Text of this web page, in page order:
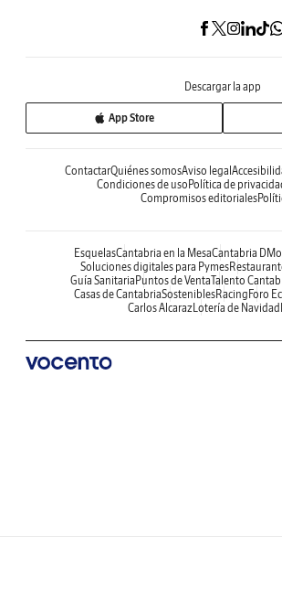
Descargar la app
App Store
ContactarQuiénes somosAviso legal
Condiciones de usoPolítica de
Compromisos editoriales
EsquelasCantabria en la MesaCantabria
Soluciones digitales para Pymes
Guía SanitariaPuntos de VentaTalento
Casas de CantabriaSosteniblesRacingForo
Carlos AlcarazLotería de Navidad